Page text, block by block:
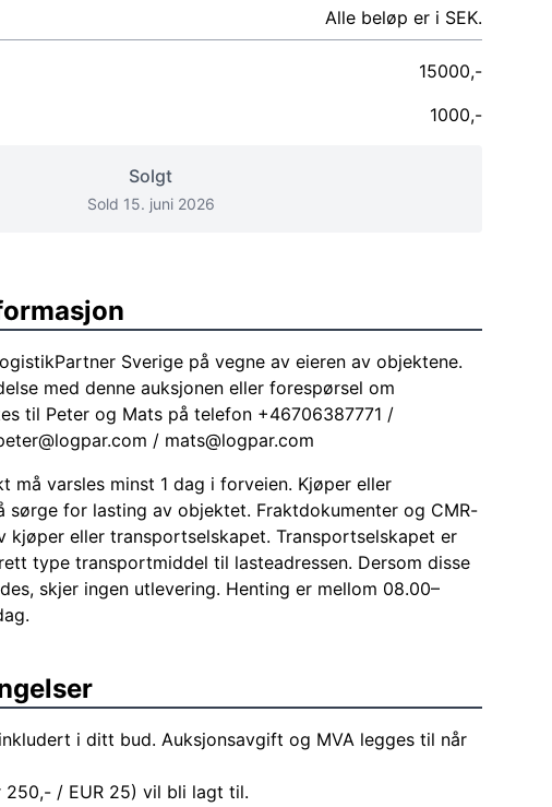
Alle beløp er i SEK.
15000,-
1000,-
Solgt
Sold 15. juni 2026
Sverige på vegne av eieren av objektene.
med denne auksjonen eller forespørsel om
til Peter og Mats på telefon +46706387771 /
/ mats@logpar.com
må varsles minst 1 dag i forveien. Kjøper eller
sørge for lasting av objektet. Fraktdokumenter og CMR-
kjøper eller transportselskapet. Transportselskapet er
type transportmiddel til lasteadressen. Dersom disse
skjer ingen utlevering. Henting er mellom 08.00–
i ditt bud. Auksjonsavgift og MVA legges til når
250,- / EUR 25) vil bli lagt til.